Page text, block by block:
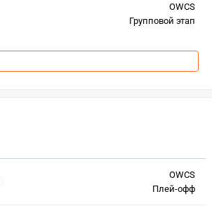
OWCS
Групповой этап
OWCS
Плей-офф